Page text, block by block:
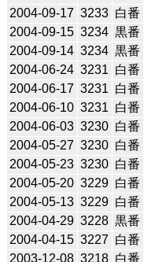
2004-09-17 3233 白番
2004-09-15 3234 黒番
2004-09-14 3234 黒番
2004-06-24 3231 白番
2004-06-17 3231 白番
2004-06-10 3231 白番
2004-06-03 3230 白番
2004-05-27 3230 白番
2004-05-23 3230 白番
2004-05-20 3229 白番
2004-05-13 3229 白番
2004-04-29 3228 黒番
2004-04-15 3227 白番
2003-12-08 3218 白番